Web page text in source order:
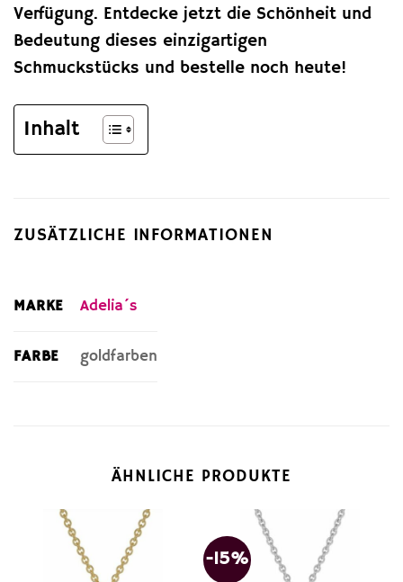
Verfügung. Entdecke jetzt die Schönheit und
Bedeutung dieses einzigartigen
Schmuckstücks und bestelle noch heute!
Inhalt
ZUSÄTZLICHE INFORMATIONEN
MARKE Adelia´s
FARBE goldfarben
ÄHNLICHE PRODUKTE
-15%